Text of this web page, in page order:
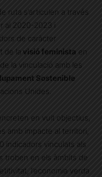
ruta s’articulen a través
al 2020-2023 i
de caràcter
de la visió feminista en
la vinculació amb les
Sostenible
Unides.
en vuit objectius,
amb impacte al territori,
indicadors vinculats als
troben en els àmbits de
l’economia verda